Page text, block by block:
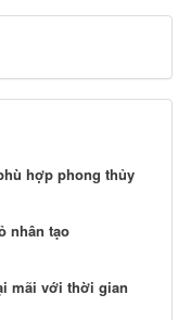
hợp phong thủy
nhân tạo
mãi với thời gian